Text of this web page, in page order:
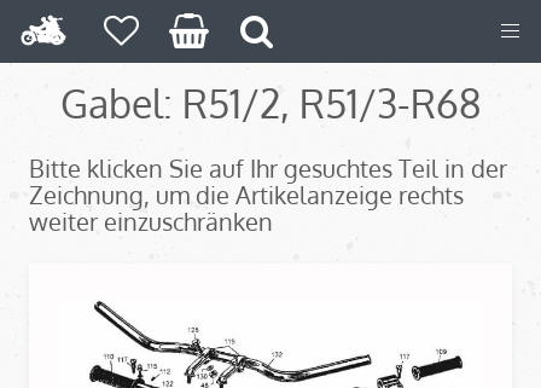
Gabel: R51/2, R51/3-R68
Bitte klicken Sie auf Ihr gesuchtes Teil in der
Zeichnung, um die Artikelanzeige rechts
weiter einzuschränken